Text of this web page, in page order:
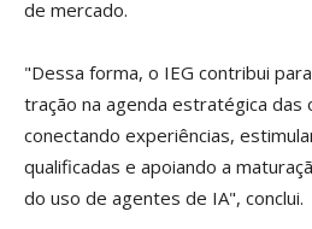
de mercado.
"Dessa forma, o IEG contribui
tração na agenda estratégica das
conectando experiências,
qualificadas e apoiando a
do uso de agentes de IA", conclui.